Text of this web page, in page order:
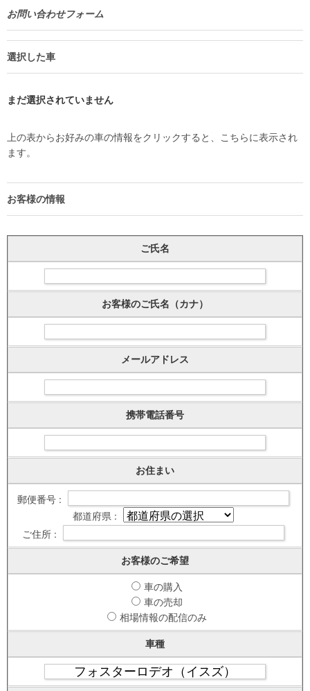
お問い合わせフォーム
選択した車
まだ選択されていません
上の表からお好みの車の情報をクリックすると、こちらに表示され
ます。
お客様の情報
ご氏名
お客様のご氏名（カナ）
メールアドレス
携帯電話番号
お住まい
郵便番号 :
都道府県 :
ご住所 :
お客様のご希望
車の購入
車の売却
相場情報の配信のみ
車種